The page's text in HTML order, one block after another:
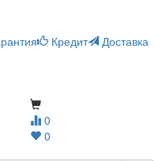
Кредит
Доставка
0
0